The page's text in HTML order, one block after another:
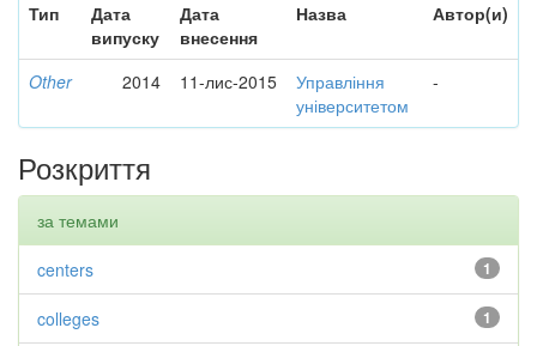
Тип
Дата
випуску
Дата
внесення
Назва Автор(и)
Other 2014 11-лис-2015
Управління
університетом
-
Розкриття
за темами
1
centers
1
colleges